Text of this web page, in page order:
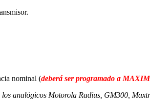
nominal (deberá ser programado a
analógicos Motorola Radius, GM300,